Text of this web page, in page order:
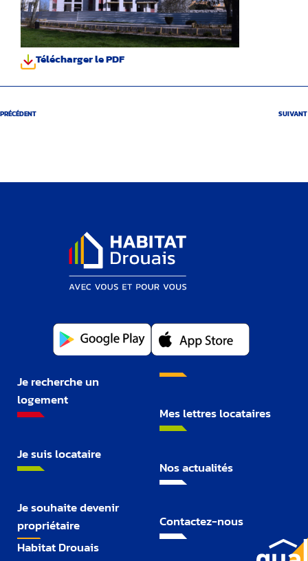
Télécharger le PDF
PRÉCÉDENT SUIVANT
Je recherche un
logement
Je suis locataire
Je souhaite devenir
propriétaire
Mes lettres locataires
Nos actualités
Contactez-nous
Habitat Drouais